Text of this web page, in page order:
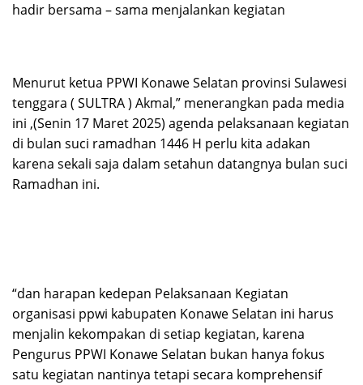
hadir bersama – sama menjalankan kegiatan
Menurut ketua PPWI Konawe Selatan provinsi Sulawesi
tenggara ( SULTRA ) Akmal,” menerangkan pada media
ini ,(Senin 17 Maret 2025) agenda pelaksanaan kegiatan
di bulan suci ramadhan 1446 H perlu kita adakan
karena sekali saja dalam setahun datangnya bulan suci
Ramadhan ini.
“dan harapan kedepan Pelaksanaan Kegiatan
organisasi ppwi kabupaten Konawe Selatan ini harus
menjalin kekompakan di setiap kegiatan, karena
Pengurus PPWI Konawe Selatan bukan hanya fokus
satu kegiatan nantinya tetapi secara komprehensif